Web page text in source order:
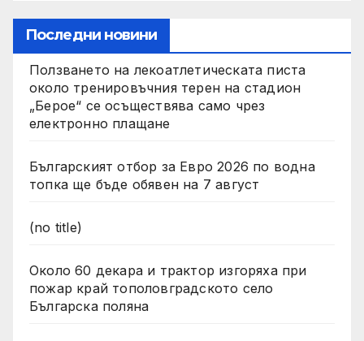
Последни новини
Ползването на лекоатлетическата писта
около тренировъчния терен на стадион
„Берое“ се осъществява само чрез
електронно плащане
Българският отбор за Евро 2026 по водна
топка ще бъде обявен на 7 август
(no title)
Около 60 декара и трактор изгоряха при
пожар край тополовградското село
Българска поляна